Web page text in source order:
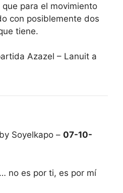
para el movimiento
con posiblemente dos
tiene.
Azazel – Lanuit a
Soyelkapo – 07-10-
no es por ti, es por mí